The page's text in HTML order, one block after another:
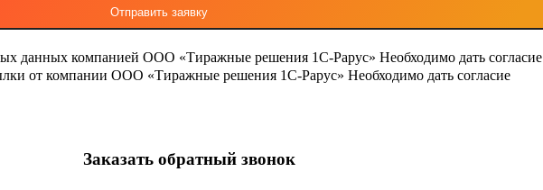
данных компанией ООО «Тиражные решения 1С-Рарус» Необходимо дать согласие
от компании ООО «Тиражные решения 1С-Рарус» Необходимо дать согласие
Заказать обратный звонок